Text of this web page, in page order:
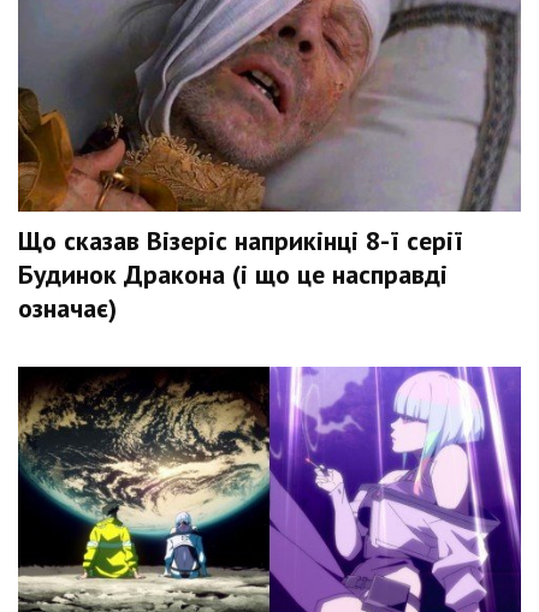
Що сказав Візеріс наприкінці 8-ї серії
Будинок Дракона (і що це насправді
означає)